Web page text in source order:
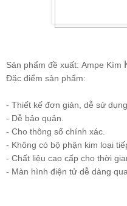
Sản phẩm đề xuất: Ampe Kìm
Đặc điểm sản phẩm:
- Thiết kế đơn giản, dễ sử
- Dễ bảo quản.
- Cho thông số chính xác.
- Không có bộ phận kim loại
- Chất liệu cao cấp cho thời
- Màn hình điện tử dễ dàng